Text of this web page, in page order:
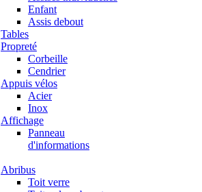
Enfant
Assis debout
Tables
Propreté
Corbeille
Cendrier
Appuis vélos
Acier
Inox
Affichage
Panneau
d'informations
Abribus
Toit verre